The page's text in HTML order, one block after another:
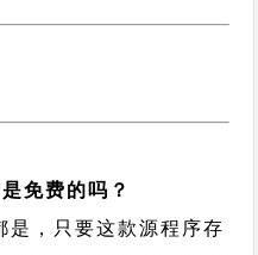
免费的吗？
是，只要这款源程序存